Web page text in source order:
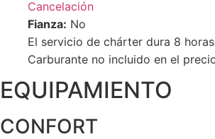
Cancelación
Fianza: No
El servicio de chárter dura 8
Carburante no incluido en el
EQUIPAMIENTO
CONFORT